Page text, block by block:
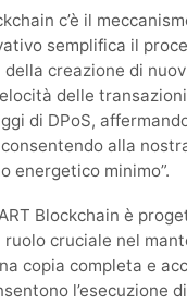
c’è il
semplifica il
creazione di
delle
di DPoS,
alla
energetico minimo”.
Blockchain è
cruciale nel
copia completa e